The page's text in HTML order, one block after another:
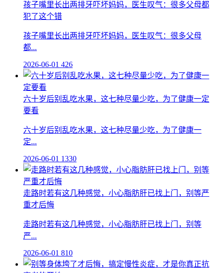
孩子嘴里长出两排牙吓坏妈妈，医生叹气：很多父母都
犯了这个错
孩子嘴里长出两排牙吓坏妈妈，医生叹气：很多父母
都...
2026-06-01 426
六十岁后别乱吃水果，这七种尽量少吃，为了健康一定
要看
六十岁后别乱吃水果，这七种尽量少吃，为了健康一
定...
2026-06-01 1330
走路时若有这几种感觉，小心脂肪肝已找上门，别等严
重才后悔
走路时若有这几种感觉，小心脂肪肝已找上门，别等
严...
2026-06-01 810